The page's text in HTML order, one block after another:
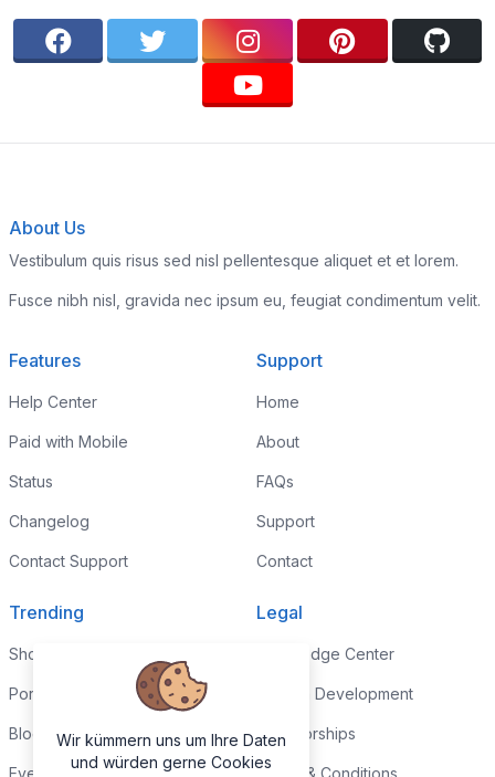
About Us
Vestibulum quis risus sed nisl pellentesque aliquet et et lorem.
Fusce nibh nisl, gravida nec ipsum eu, feugiat condimentum velit.
Features
Help Center
Paid with Mobile
Status
Changelog
Contact Support
Support
Home
About
FAQs
Support
Contact
Trending
Shop
Portfolio
Blog
Events
Legal
Knowledge Center
Custom Development
Sponsorships
Terms & Conditions
Wir kümmern uns um Ihre Daten
und würden gerne Cookies